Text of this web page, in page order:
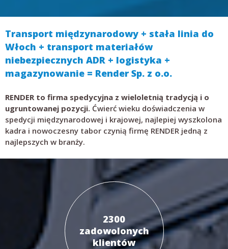
Transport międzynarodowy + stała linia do
Włoch + transport materiałów
niebezpiecznych ADR + logistyka +
magazynowanie = Render Sp. z o.o.
RENDER to firma spedycyjna z wieloletnią tradycją i o
ugruntowanej pozycji. Ćwierć wieku doświadczenia w
spedycji międzynarodowej i krajowej, najlepiej wyszkolona
kadra i nowoczesny tabor czynią firmę RENDER jedną z
najlepszych w branży.
2300
zadowolonych
klientów